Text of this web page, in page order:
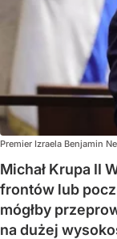
Premier Izraela Benjamin
Michał Krupa II
frontów lub
mógłby
na dużej